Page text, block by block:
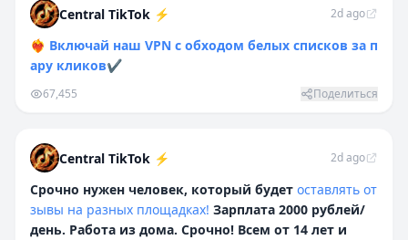
Central TikTok ⚡️ 2d ago
❤️‍🔥 Включай наш VPN с обходом белых списков за п
ару кликов✔️
67,455 Поделиться
Central TikTok ⚡️ 2d ago
Cpoчнo нyжeн чeлoвeк, кoтopый бyдeт ocтaвлять oт
зывы нa paзныx плoщaдкax! Зapплaтa 2000 pyблeй/
дeнь. Paбoтa из дoмa. Cpoчнo! Bceм oт 14 лeт и